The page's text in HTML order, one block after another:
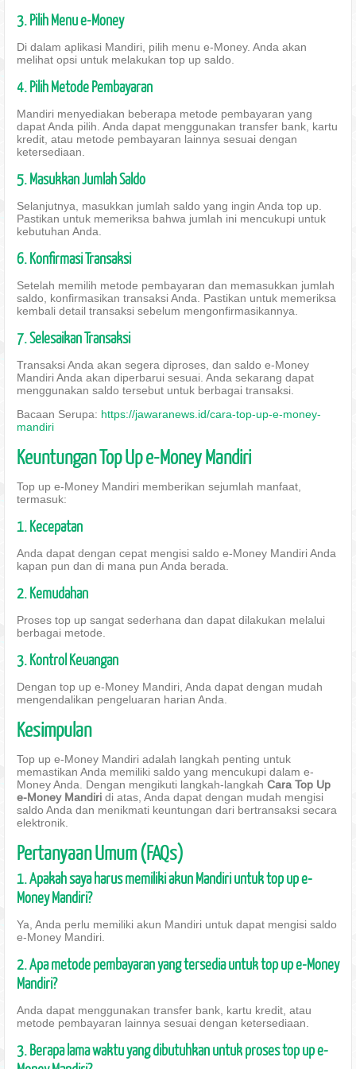
3. Pilih Menu e-Money
Di dalam aplikasi Mandiri, pilih menu e-Money. Anda akan
melihat opsi untuk melakukan top up saldo.
4. Pilih Metode Pembayaran
Mandiri menyediakan beberapa metode pembayaran yang
dapat Anda pilih. Anda dapat menggunakan transfer bank, kartu
kredit, atau metode pembayaran lainnya sesuai dengan
ketersediaan.
5. Masukkan Jumlah Saldo
Selanjutnya, masukkan jumlah saldo yang ingin Anda top up.
Pastikan untuk memeriksa bahwa jumlah ini mencukupi untuk
kebutuhan Anda.
6. Konfirmasi Transaksi
Setelah memilih metode pembayaran dan memasukkan jumlah
saldo, konfirmasikan transaksi Anda. Pastikan untuk memeriksa
kembali detail transaksi sebelum mengonfirmasikannya.
7. Selesaikan Transaksi
Transaksi Anda akan segera diproses, dan saldo e-Money
Mandiri Anda akan diperbarui sesuai. Anda sekarang dapat
menggunakan saldo tersebut untuk berbagai transaksi.
Bacaan Serupa: https://jawaranews.id/cara-top-up-e-money-
mandiri
Keuntungan Top Up e-Money Mandiri
Top up e-Money Mandiri memberikan sejumlah manfaat,
termasuk:
1. Kecepatan
Anda dapat dengan cepat mengisi saldo e-Money Mandiri Anda
kapan pun dan di mana pun Anda berada.
2. Kemudahan
Proses top up sangat sederhana dan dapat dilakukan melalui
berbagai metode.
3. Kontrol Keuangan
Dengan top up e-Money Mandiri, Anda dapat dengan mudah
mengendalikan pengeluaran harian Anda.
Kesimpulan
Top up e-Money Mandiri adalah langkah penting untuk
memastikan Anda memiliki saldo yang mencukupi dalam e-
Money Anda. Dengan mengikuti langkah-langkah Cara Top Up
e-Money Mandiri di atas, Anda dapat dengan mudah mengisi
saldo Anda dan menikmati keuntungan dari bertransaksi secara
elektronik.
Pertanyaan Umum (FAQs)
1. Apakah saya harus memiliki akun Mandiri untuk top up e-
Money Mandiri?
Ya, Anda perlu memiliki akun Mandiri untuk dapat mengisi saldo
e-Money Mandiri.
2. Apa metode pembayaran yang tersedia untuk top up e-Money
Mandiri?
Anda dapat menggunakan transfer bank, kartu kredit, atau
metode pembayaran lainnya sesuai dengan ketersediaan.
3. Berapa lama waktu yang dibutuhkan untuk proses top up e-